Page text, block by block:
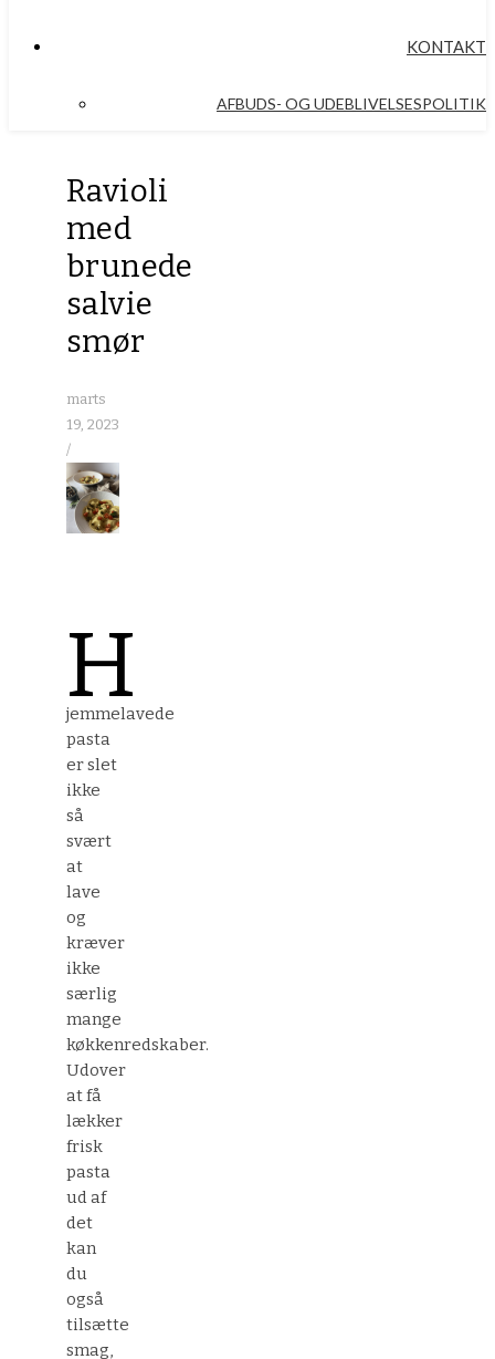
KONTAKT
AFBUDS- OG UDEBLIVELSESPOLITIK
Ravioli
med
brunede
salvie
smør
marts
19, 2023
/
H
jemmelavede
pasta
er slet
ikke
så
svært
at
lave
og
kræver
ikke
særlig
mange
køkkenredskaber.
Udover
at få
lækker
frisk
pasta
ud af
det
kan
du
også
tilsætte
smag,